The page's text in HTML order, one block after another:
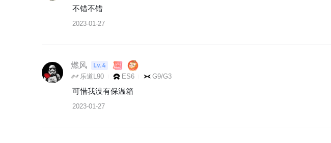
不错不错
2023-01-27
燃风 Lv.4
乐道L90 ES6 G9/G3
可惜我没有保温箱
2023-01-27